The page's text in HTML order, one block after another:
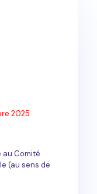
2025
au Comité
(au sens de